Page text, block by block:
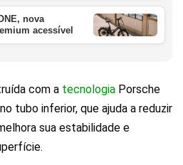
nova
acessível
com a tecnologia Porsche
tubo inferior, que ajuda a reduzir
sua estabilidade e